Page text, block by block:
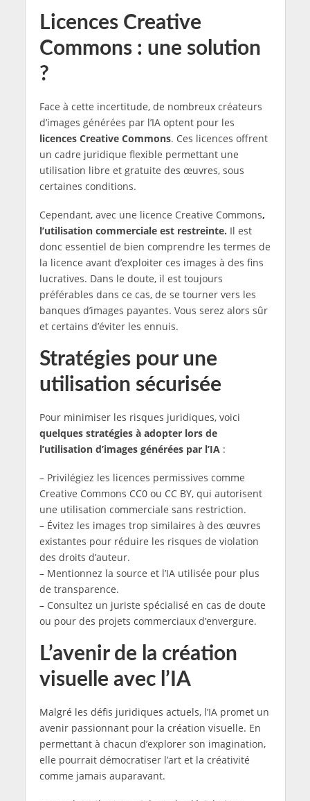
Licences Creative
Commons : une solution
?
Face à cette incertitude, de nombreux créateurs
d’images générées par l’IA optent pour les
licences Creative Commons. Ces licences offrent
un cadre juridique flexible permettant une
utilisation libre et gratuite des œuvres, sous
certaines conditions.
Cependant, avec une licence Creative Commons,
l’utilisation commerciale est restreinte. Il est
donc essentiel de bien comprendre les termes de
la licence avant d’exploiter ces images à des fins
lucratives. Dans le doute, il est toujours
préférables dans ce cas, de se tourner vers les
banques d’images payantes. Vous serez alors sûr
et certains d’éviter les ennuis.
Stratégies pour une
utilisation sécurisée
Pour minimiser les risques juridiques, voici
quelques stratégies à adopter lors de
l’utilisation d’images générées par l’IA:
– Privilégiez les licences permissives comme
Creative Commons CC0 ou CC BY, qui autorisent
une utilisation commerciale sans restriction.
– Évitez les images trop similaires à des œuvres
existantes pour réduire les risques de violation
des droits d’auteur.
– Mentionnez la source et l’IA utilisée pour plus
de transparence.
– Consultez un juriste spécialisé en cas de doute
ou pour des projets commerciaux d’envergure.
L’avenir de la création
visuelle avec l’IA
Malgré les défis juridiques actuels, l’IA promet un
avenir passionnant pour la création visuelle. En
permettant à chacun d’explorer son imagination,
elle pourrait démocratiser l’art et la créativité
comme jamais auparavant.